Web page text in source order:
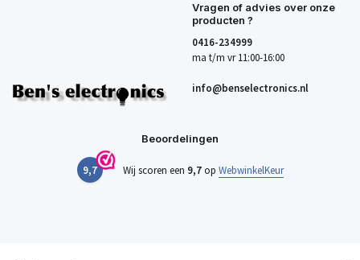
Vragen of advies over onze
producten ?
0416-234999
ma t/m vr 11:00-16:00
info@benselectronics.nl
Beoordelingen
9,7 Wij scoren een 9,7op WebwinkelKeur